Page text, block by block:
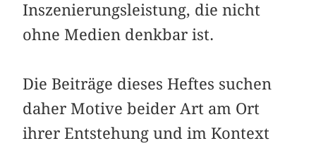
Inszenierungsleistung, die nicht
ohne Medien denkbar ist.
Die Beiträge dieses Heftes suchen
daher Motive beider Art am Ort
ihrer Entstehung und im Kontext